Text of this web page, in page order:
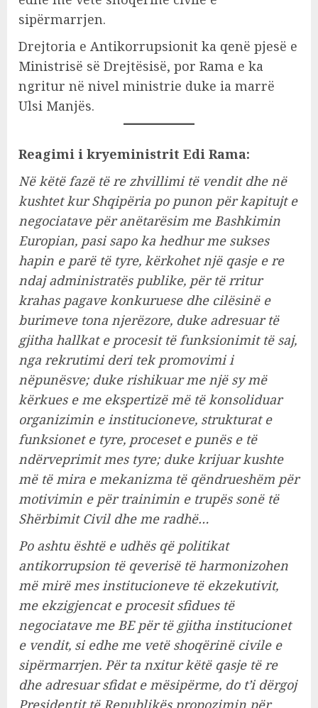
sipërmarrjen.
Drejtoria e Antikorrupsionit ka qenë pjesë e
Ministrisë së Drejtësisë, por Rama e ka
ngritur në nivel ministrie duke ia marrë
Ulsi Manjës.
Reagimi i kryeministrit Edi Rama:
Në këtë fazë të re zhvillimi të vendit dhe në
kushtet kur Shqipëria po punon për kapitujt e
negociatave për anëtarësim me Bashkimin
Europian, pasi sapo ka hedhur me sukses
hapin e parë të tyre, kërkohet një qasje e re
ndaj administratës publike, për të rritur
krahas pagave konkuruese dhe cilësinë e
burimeve tona njerëzore, duke adresuar të
gjitha hallkat e procesit të funksionimit të saj,
nga rekrutimi deri tek promovimi i
nëpunësve; duke rishikuar me një sy më
kërkues e me ekspertizë më të konsoliduar
organizimin e institucioneve, strukturat e
funksionet e tyre, proceset e punës e të
ndërveprimit mes tyre; duke krijuar kushte
më të mira e mekanizma të qëndrueshëm për
motivimin e për trainimin e trupës sonë të
Shërbimit Civil dhe me radhë…
Po ashtu është e udhës që politikat
antikorrupsion të qeverisë të harmonizohen
më mirë mes institucioneve të ekzekutivit,
me ekzigjencat e procesit sfidues të
negociatave me BE për të gjitha institucionet
e vendit, si edhe me vetë shoqërinë civile e
sipërmarrjen. Për ta nxitur këtë qasje të re
dhe adresuar sfidat e mësipërme, do t’i dërgoj
Presidentit të Republikës propozimin për